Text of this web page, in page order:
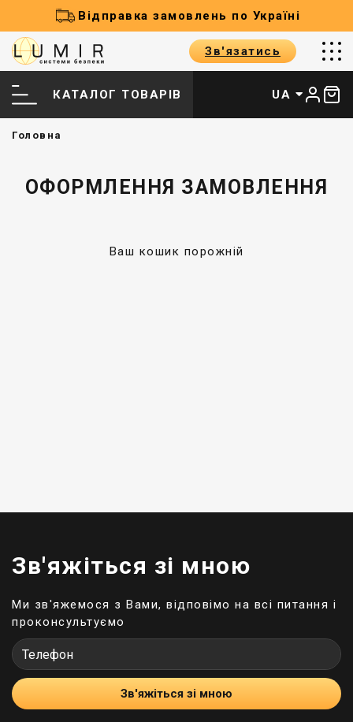
Відправка замовлень по Україні
Зв'язатись
КАТАЛОГ ТОВАРІВ UA
Головна
ОФОРМЛЕННЯ ЗАМОВЛЕННЯ
Ваш кошик порожній
Зв'яжіться зі мною
Ми зв'яжемося з Вами, відповімо на всі питання і
проконсультуємо
Зв'яжіться зі мною